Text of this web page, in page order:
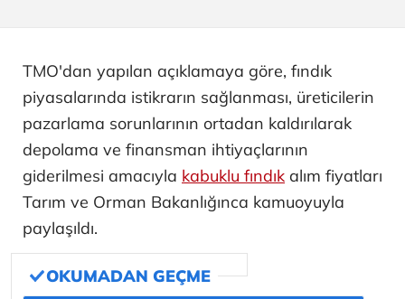
TMO'dan yapılan açıklamaya göre, fındık
piyasalarında istikrarın sağlanması, üreticilerin
pazarlama sorunlarının ortadan kaldırılarak
depolama ve finansman ihtiyaçlarının
giderilmesi amacıyla kabuklu fındık alım fiyatları
Tarım ve Orman Bakanlığınca kamuoyuyla
paylaşıldı.